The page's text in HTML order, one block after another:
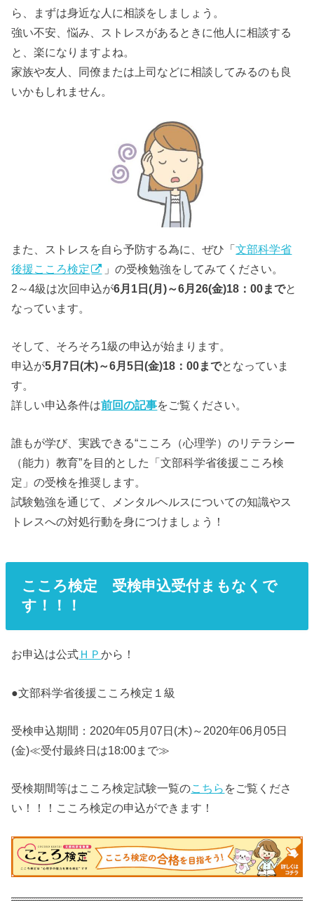
ら、まずは身近な人に相談をしましょう。
強い不安、悩み、ストレスがあるときに他人に相談する
と、楽になりますよね。
家族や友人、同僚または上司などに相談してみるのも良
いかもしれません。
また、ストレスを自ら予防する為に、ぜひ「文部科学省
後援こころ検定
」の受検勉強をしてみてください。
2～4級は次回申込が6月1日(月)～6月26(金)18：00までと
なっています。
そして、そろそろ1級の申込が始まります。
申込が5月7日(木)～6月5日(金)18：00までとなっていま
す。
詳しい申込条件は前回の記事をご覧ください。
誰もが学び、実践できる“こころ（心理学）のリテラシー
（能力）教育”を目的とした「文部科学省後援こころ検
定」の受検を推奨します。
試験勉強を通じて、メンタルヘルスについての知識やス
トレスへの対処行動を身につけましょう！
こころ検定 受検申込受付まもなくで
す！！！
お申込は公式 ＨＰから！
●文部科学省後援こころ検定１級
受検申込期間：2020年05月07日(木)～2020年06月05日
(金)≪受付最終日は18:00まで≫
受検期間等はこころ検定試験一覧のこちら をご覧くださ
い！！！こころ検定の申込ができます！